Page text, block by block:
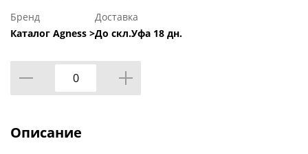
Бренд
Каталог Agness >
Доставка
До скл.Уфа 18 дн.
Описание